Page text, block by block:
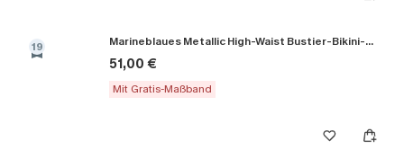
19 Marineblaues Metallic High-Waist Bustier-Bikini-Set
51,00 €
Mit Gratis-Maßband